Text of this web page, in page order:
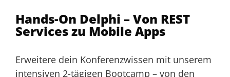
KI im SDLC - An welchen
Stellen im SDLC kann KI
Harald Binkle, Xebia
Hands-On Delphi – Von REST
Services zu Mobile Apps
Erweitere dein Konferenzwissen mit unserem
intensiven 2-tägigen Bootcamp – von den